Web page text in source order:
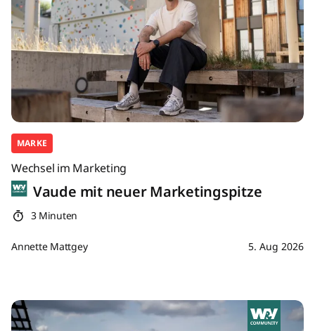
MARKE
Wechsel im Marketing
Vaude mit neuer Marketingspitze
3 Minuten
Annette Mattgey 5. Aug 2026